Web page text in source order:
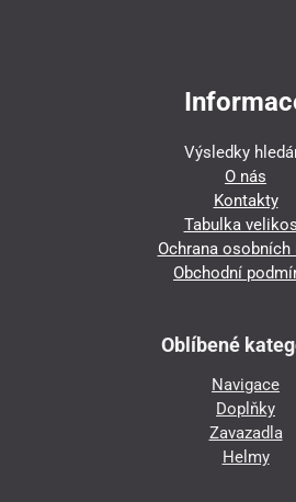
Výsledky
O nás
Kontakty
Tabulka
Ochrana osobních
Obchodní
Oblíbené
Navigace
Doplňky
Zavazadla
Helmy